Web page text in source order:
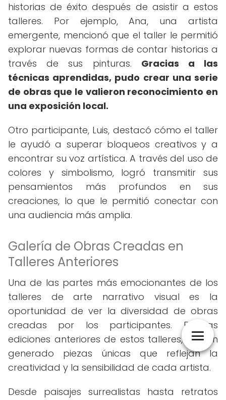
historias de éxito después de asistir a estos
talleres. Por ejemplo, Ana, una artista
emergente, mencionó que el taller le permitió
explorar nuevas formas de contar historias a
través de sus pinturas. Gracias a las
técnicas aprendidas, pudo crear una serie
de obras que le valieron reconocimiento en
una exposición local.
Otro participante, Luis, destacó cómo el taller
le ayudó a superar bloqueos creativos y a
encontrar su voz artística. A través del uso de
colores y simbolismo, logró transmitir sus
pensamientos más profundos en sus
creaciones, lo que le permitió conectar con
una audiencia más amplia.
Galería de Obras Creadas en
Talleres Anteriores
Una de las partes más emocionantes de los
talleres de arte narrativo visual es la
oportunidad de ver la diversidad de obras
creadas por los participantes. En las
ediciones anteriores de estos talleres, se han
generado piezas únicas que reflejan la
creatividad y la sensibilidad de cada artista.
Desde paisajes surrealistas hasta retratos